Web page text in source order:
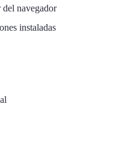
navegador
instaladas